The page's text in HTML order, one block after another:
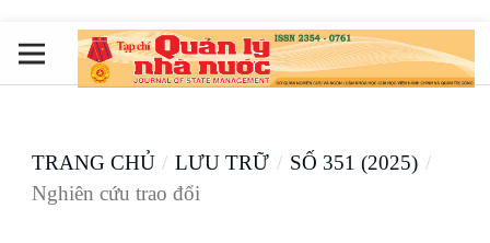
TRANG CHỦ / LƯU TRỮ / SỐ 351 (2025) /
Nghiên cứu trao đổi